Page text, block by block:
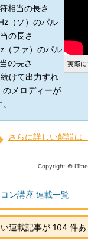
実際
相当の長さ
（ソ）のパル
の長さ
（ファ）のパル
の長さ
けて出力すれ
のメロディーが
さらに詳しい解説は
Copyright ©
ン講座 連載一覧
連載記事が 104 件あ